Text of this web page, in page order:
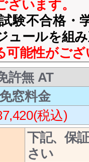
います。
験不合格・
ュールを組
可能性がご
許無 AT
免窓料金
税込)
下記、保
さい